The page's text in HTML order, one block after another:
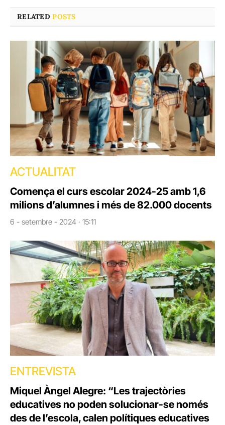
RELATEDPOSTS
ACTUALITAT
Comença el curs escolar 2024-25 amb 1,6
milions d’alumnes i més de 82.000 docents
6 - setembre - 2024 · 15:11
ENTREVISTA
Miquel Àngel Alegre: “Les trajectòries
educatives no poden solucionar-se només
des de l’escola, calen polítiques educatives